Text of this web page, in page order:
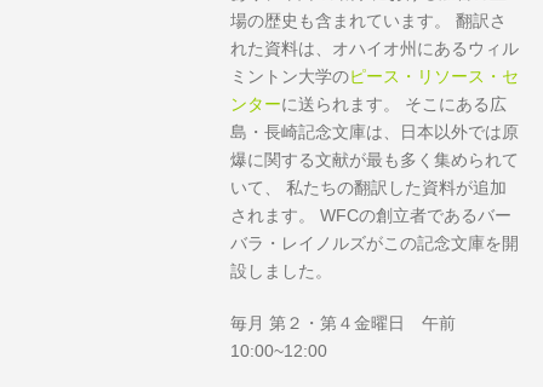
場の歴史も含まれています。 翻訳さ
れた資料は、オハイオ州にあるウィル
ミントン大学のピース・リソース・セ
ンターに送られます。 そこにある広
島・長崎記念文庫は、日本以外では原
爆に関する文献が最も多く集められて
いて、 私たちの翻訳した資料が追加
されます。 WFCの創立者であるバー
バラ・レイノルズがこの記念文庫を開
設しました。
毎月 第２・第４金曜日 午前
10:00~12:00